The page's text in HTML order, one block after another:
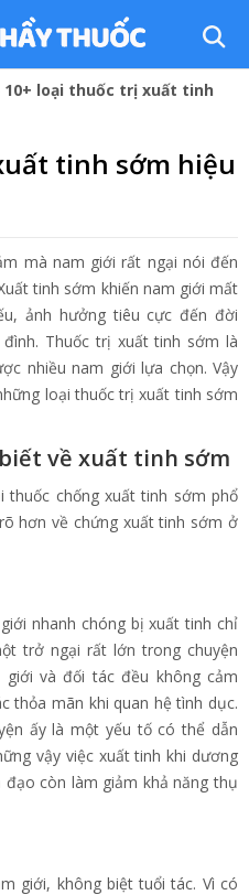
10+ loại thuốc trị xuất tinh
tinh sớm hiệu
mà nam giới rất ngại nói đến
tinh sớm khiến nam giới mất
ảnh hưởng tiêu cực đến đời
Thuốc trị xuất tinh sớm là
nhiều nam giới lựa chọn. Vậy
loại thuốc trị xuất tinh sớm
về xuất tinh sớm
thuốc chống xuất tinh sớm phổ
hơn về chứng xuất tinh sớm ở
nhanh chóng bị xuất tinh chỉ
trở ngại rất lớn trong chuyện
và đối tác đều không cảm
thỏa mãn khi quan hệ tình dục.
ấy là một yếu tố có thể dẫn
vậy việc xuất tinh khi dương
còn làm giảm khả năng thụ
giới, không biệt tuổi tác. Vì có